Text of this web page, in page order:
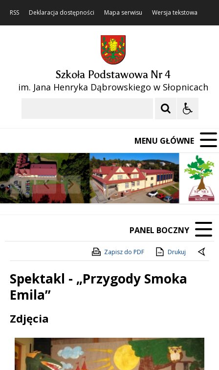
RSS Deklaracja dostępności Mapa serwisu Wersja tekstowa
Szkoła Podstawowa Nr 4
im. Jana Henryka Dąbrowskiego w Słopnicach
MENU GŁÓWNE
Poprzedni Element
Następny Element
❚❚
PANEL BOCZNY
Zapisz do PDF Drukuj
Spektakl - „Przygody Smoka
Emila”
Treść
Zdjęcia